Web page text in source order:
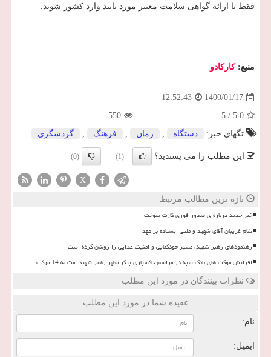
فقط با ارائه گواهی سلامت معتبر مورد تایید وارد کشور شوند.
منبع:كاركادو
1400/01/17
12:52:43
5.0
/
5
550
تگهای خبر:
دستگاه , رمان , فرهنگ , گردشگری
این مطلب را می پسندید؟ (1)
(0)
X
تازه ترین مطالب مرتبط
خبر جدید درباره ی صدور فوری کارت سوخت
شام غریبان آقای شهید و ملتی ایستاده بر عهد
رهنمودهای رهبر شهید، مسیر خودکفایی و امنیت غذایی را روشن کرده است
افزایش موکب های بانک سپه در مراسم خاکسپاری پیکر مطهر رهبر شهید امت به 14 موکب
نظرات بینندگان در مورد این مطلب
عقیده شما در مورد این مطلب
نام:
ایمیل: